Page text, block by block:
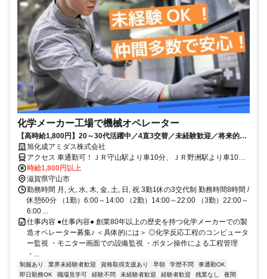
化学メーカー工場で機械オペレーター
【高時給1,800円】20～30代活躍中／4直3交替／未経験歓迎／将来的に
正社員登用可能性あり／フォークリフト資格取得支援あり
旭化成アミダス株式会社
アクセス 車通勤可！ＪＲ守山駅より車10分、ＪＲ野洲駅より車10
分、ＪＲ草津駅より車20分
時給1,800円以上
滋賀県守山市
勤務時間 月, 火, 水, 木, 金, 土, 日, 祝 3勤1休の3交代制 勤務時間8時間 /
休憩60分 （1勤）6:00～14:00 （2勤）14:00～22:00 （3勤）22:00～
6:00 ...
仕事内容 ●仕事内容● 創業80年以上の歴史を持つ化学メーカーでの製
造オペレーター募集♪ ＜具体的には＞ ◎化学反応工程のコンピュータ
ー監視 ・モニター画面での設備監視 ・ボタン操作による工程管理
・...
制服あり 業界未経験者歓迎 資格取得支援あり 早朝 学歴不問
車通勤OK
即日勤務OK
職場見学可 経験不問 未経験者歓迎 経験者歓迎 残業なし
夜間